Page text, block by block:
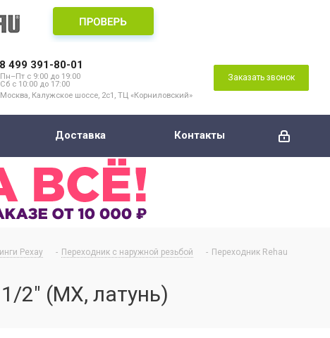
8 499 391-80-01
Пн–Пт с 9:00 до 19:00
Сб с 10:00 до 17:00
Москва, Калужское шоссе, 2с1, ТЦ «Корниловский»
Заказать звонок
Доставка Контакты
Рехау - Переходник с наружной резьбой - Переходник Rehau
2" (MX, латунь)